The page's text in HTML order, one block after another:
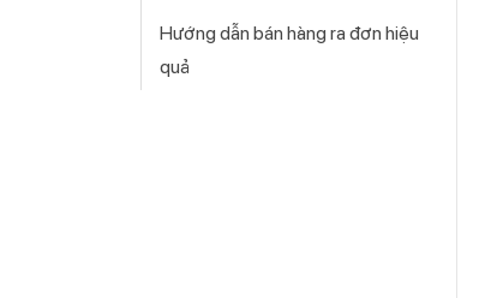
Hướng dẫn bán hàng ra đơn hiệu
quả